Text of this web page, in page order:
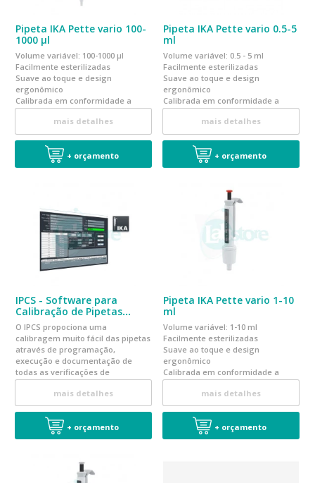
Pipeta IKA Pette vario 100-
1000 µl
Volume variável: 100-1000 µl
Facilmente esterilizadas
Suave ao toque e design
ergonômico
Calibrada em conformidade a
norma EN ISO 8655
mais detalhes
+ orçamento
Pipeta IKA Pette vario 0.5-5
ml
Volume variável: 0.5 - 5 ml
Facilmente esterilizadas
Suave ao toque e design
ergonômico
Calibrada em conformidade a
norma EN ISO 8655
mais detalhes
+ orçamento
IPCS - Software para
Calibração de Pipetas
PETTE
O IPCS propociona uma
calibragem muito fácil das pipetas
através de programação,
execução e documentação de
todas as verificações de
calibragem
mais detalhes
+ orçamento
Pipeta IKA Pette vario 1-10
ml
Volume variável: 1-10 ml
Facilmente esterilizadas
Suave ao toque e design
ergonômico
Calibrada em conformidade a
norma EN ISO 8655
mais detalhes
+ orçamento